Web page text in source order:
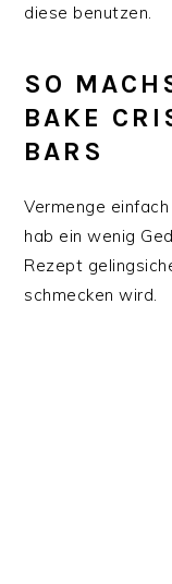
diese benutzen.
SO
BAKE
BARS
Vermenge
hab ein wenig
Rezept
schmecken wird.